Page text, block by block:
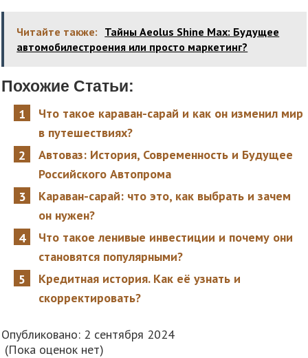
Читайте также: Тайны Aeolus Shine Max: Будущее
автомобилестроения или просто маркетинг?
Похожие Статьи:
Что такое караван-сарай и как он изменил мир
в путешествиях?
Автоваз: История, Современность и Будущее
Российского Автопрома
Караван-сарай: что это, как выбрать и зачем
он нужен?
Что такое ленивые инвестиции и почему они
становятся популярными?
Кредитная история. Как её узнать и
скорректировать?
Опубликовано: 2 сентября 2024
(Пока оценок нет)